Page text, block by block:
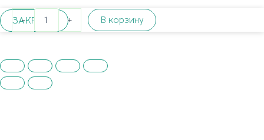
ЗАКРЫТЬ
-
Количество
товара
Gold
R23634
+ В корзину